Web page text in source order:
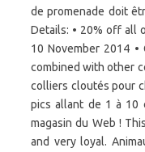
de promenade doit
Details: • 20% off all
10 November 2014 •
combined with other
colliers cloutés pour
pics allant de 1 à 10
magasin du Web !
and very loyal.